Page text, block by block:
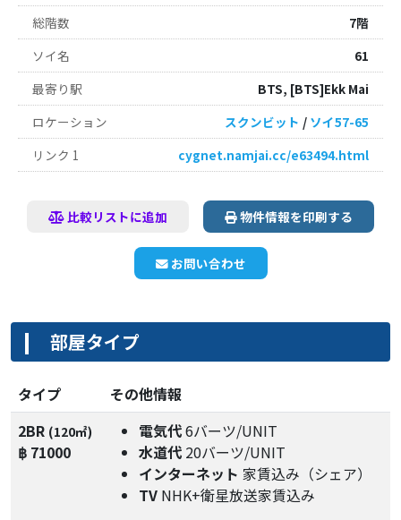
総階数
7階
ソイ名
61
最寄り駅
BTS, [BTS]Ekk Mai
ロケーション
スクンビット / ソイ57-65
リンク 1
cygnet.namjai.cc/e63494.html
比較リストに追加 物件情報を印刷する
お問い合わせ
部屋タイプ
タイプ
その他情報
2BR (120㎡)
฿ 71000
電気代6バーツ/UNIT
水道代 20バーツ/UNIT
インターネット 家賃込み（シェア）
TV NHK+衛星放送家賃込み